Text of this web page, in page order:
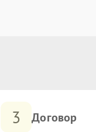
3 Договор